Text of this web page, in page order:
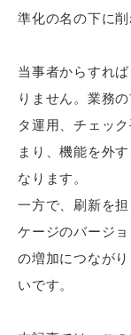
準化の名の下に
当事者からすれ
りません。業務
タ運用、チェッ
まり、機能を外
なります。
一方で、刷新を
ケージのバージ
の増加につなが
いです。